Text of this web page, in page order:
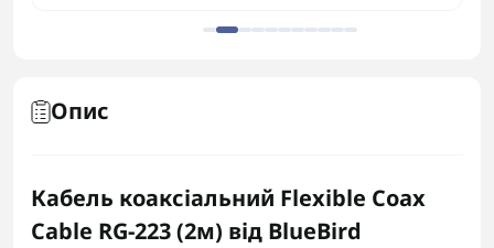
Опис
Кабель коаксіальний Flexible Coax
Cable RG-223 (2м) від BlueBird